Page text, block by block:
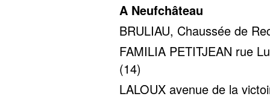
A Neufchâteau
BRULIAU, Chaussée de
FAMILIA PETITJEAN rue
(14)
LALOUX avenue de la